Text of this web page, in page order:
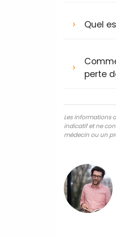
Quel
perte
Les informations
indicatif et ne
médecin ou un